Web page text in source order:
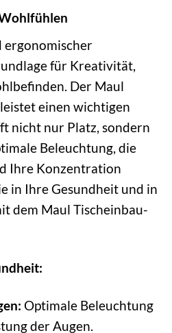
ergonomischer
für Kreativität,
Der Maul
einen wichtigen
nicht nur Platz, sondern
Beleuchtung, die
Ihre Konzentration
in Ihre Gesundheit und in
dem Maul Tischeinbau-
Optimale Beleuchtung
der Augen.